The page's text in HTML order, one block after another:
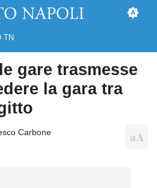
TN
gare trasmesse
la gara tra
Carbone